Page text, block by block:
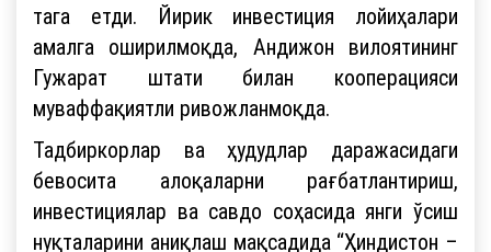
тага етди. Йирик инвестиция лойиҳалари
амалга оширилмоқда, Андижон вилоятининг
Гужарат штати билан кооперацияси
муваффақиятли ривожланмоқда.
Тадбиркорлар ва ҳудудлар даражасидаги
бевосита алоқаларни рағбатлантириш,
инвестициялар ва савдо соҳасида янги ўсиш
нуқталарини аниқлаш мақсадида “Ҳиндистон –